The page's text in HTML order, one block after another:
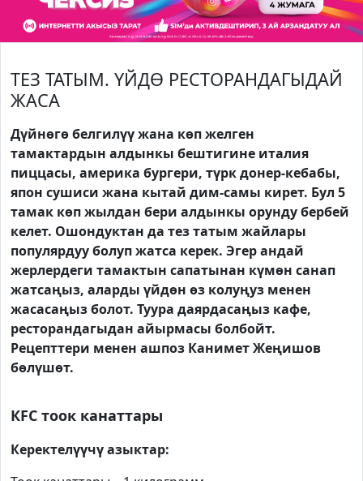
ТЕЗ ТАТЫМ. ҮЙДӨ РЕСТОРАНДАГЫДАЙ
ЖАСА
Дүйнөгө белгилүү жана көп желген
тамактардын алдынкы бештигине италия
пиццасы, америка бургери, түрк донер-кебабы,
япон сушиси жана кытай дим-самы кирет. Бул 5
тамак көп жылдан бери алдынкы орунду бербей
келет. Ошондуктан да тез татым жайлары
популярдуу болуп жатса керек. Эгер андай
жерлердеги тамактын сапатынан күмөн санап
жатсаңыз, аларды үйдөн өз колуңуз менен
жасасаңыз болот. Туура даярдасаңыз кафе,
ресторандагыдан айырмасы болбойт.
Рецепттери менен ашпоз Канимет Жеңишов
бөлүшөт.
КFC тоок канаттары
Керектелүүчү азыктар: